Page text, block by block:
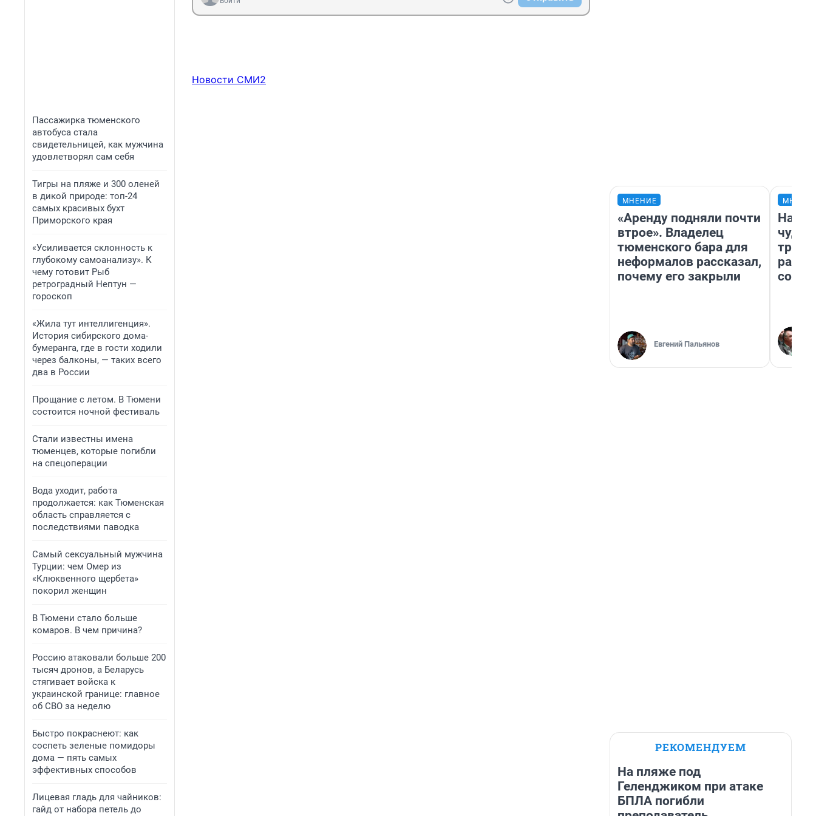
Пассажирка тюменского
автобуса стала
свидетельницей, как мужчина
удовлетворял сам себя
Тигры на пляже и 300 оленей
в дикой природе: топ-24
самых красивых бухт
Приморского края
«Усиливается склонность к
глубокому самоанализу». К
чему готовит Рыб
ретроградный Нептун —
гороскоп
«Жила тут интеллигенция».
История сибирского дома-
бумеранга, где в гости ходили
через балконы, — таких всего
два в России
Прощание с летом. В Тюмени
состоится ночной фестиваль
Стали известны имена
тюменцев, которые погибли
на спецоперации
Вода уходит, работа
продолжается: как Тюменская
область справляется с
последствиями паводка
Самый сексуальный мужчина
Турции: чем Омер из
«Клюквенного щербета»
покорил женщин
В Тюмени стало больше
комаров. В чем причина?
Россию атаковали больше 200
тысяч дронов, а Беларусь
стягивает войска к
украинской границе: главное
об СВО за неделю
Быстро покраснеют: как
соспеть зеленые помидоры
дома — пять самых
эффективных способов
Лицевая гладь для чайников:
гайд от набора петель до
Новости СМИ2
МНЕНИЕ
«Аренду подняли почти
втрое». Владелец
тюменского бара для
неформалов рассказал,
почему его закрыли
Евгений Пальянов
РЕКОМЕНДУЕМ
На пляже под
Геленджиком при атаке
БПЛА погибли